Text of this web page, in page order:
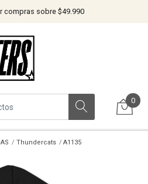
compras sobre $49.990
0
Thundercats
A1135